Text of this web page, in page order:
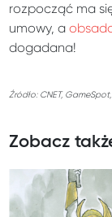
rozpocząć ma
umowy, a
dogadana!
Źródło: CNET,
Zobacz